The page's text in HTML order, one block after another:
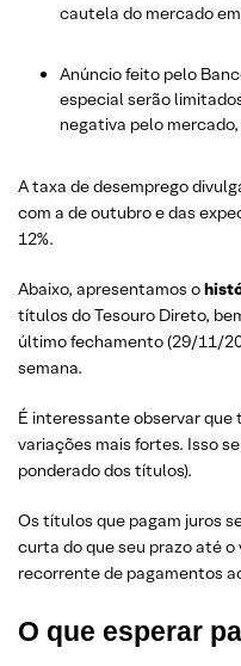
cautela do mercado
Anúncio feito pelo
especial serão
negativa pelo
A taxa de desemprego
com a de outubro e das
12%.
Abaixo, apresentamos o
títulos do Tesouro Direto,
último fechamento (29/11/
semana.
É interessante observar
variações mais fortes. Isso
ponderado dos títulos).
Os títulos que pagam juros
curta do que seu prazo até
recorrente de pagamentos
O que esperar